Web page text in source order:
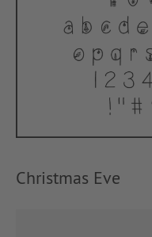
Christmas Eve